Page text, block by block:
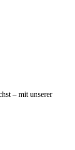
– mit unserer